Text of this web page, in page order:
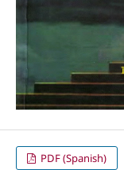
PDF (Spanish)